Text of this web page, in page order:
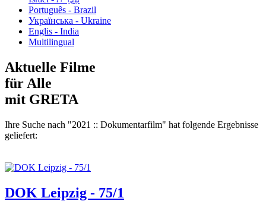
Português - Brazil
Українська - Ukraine
Englis - India
Multilingual
Aktuelle Filme
für Alle
mit GRETA
Ihre Suche nach "2021 :: Dokumentarfilm" hat folgende Ergebnisse
geliefert:
DOK Leipzig - 75/1